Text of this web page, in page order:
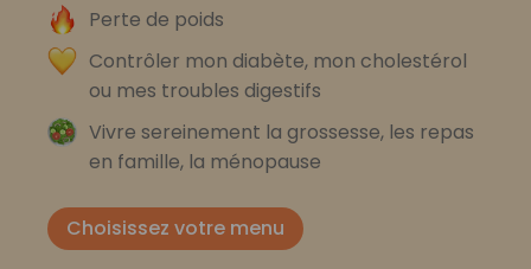
Perte de poids
Contrôler mon diabète, mon cholestérol
ou mes troubles digestifs
Vivre sereinement la grossesse, les repas
en famille, la ménopause
Choisissez votre menu